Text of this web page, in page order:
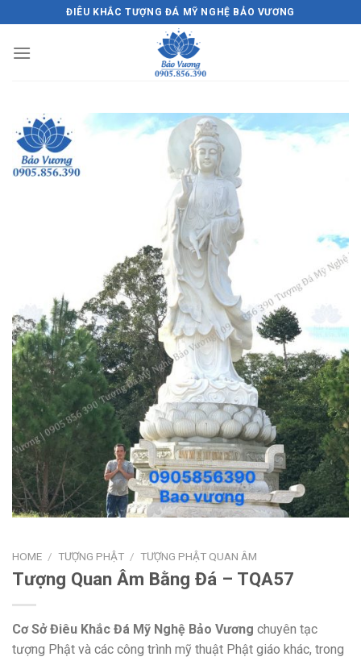
to
content
ĐIÊU KHẮC TƯỢNG ĐÁ MỸ NGHỆ BẢO VƯƠNG
HOME / TƯỢNG PHẬT / TƯỢNG PHẬT QUAN ÂM
Tượng Quan Âm Bằng Đá – TQA57
Cơ Sở Điêu Khắc Đá Mỹ Nghệ Bảo Vương chuyên tạc
tượng Phật và các công trình mỹ thuật Phật giáo khác, trong